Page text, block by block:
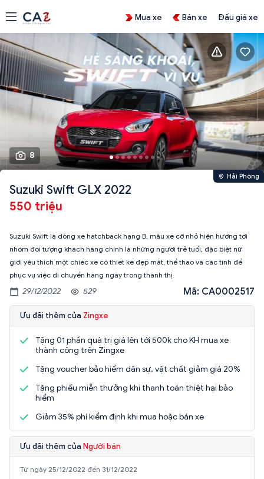
Mua xe Bán xe Đấu giá xe
8
Hải Phòng
Suzuki Swift GLX 2022
550 triệu
Suzuki Swift là dòng xe hatchback hạng B, mẫu xe cỡ nhỏ hiện hướng tới
nhóm đối tượng khách hàng chính là những người trẻ tuổi, đặc biệt nữ
giới yêu thích một chiếc xe có thiết kế đẹp mắt, thể thao và các tính để
phục vụ việc di chuyển hàng ngày trong thành thị.
29/12/2022 529 Mã: CA0002517
Ưu đãi thêm của Zingxe
Tặng 01 phần quà trị giá lên tới 500k cho KH mua xe
thành công trên Zingxe
Tặng voucher bảo hiểm dân sự, vật chất giảm giá 20%
Tặng phiếu miễn thưởng khi thanh toán thiệt hại bảo
hiểm
Giảm 35% phí kiểm định khi mua hoặc bán xe
Ưu đãi thêm của Người bán
Từ ngày 25/12/2022 đến 31/12/2022